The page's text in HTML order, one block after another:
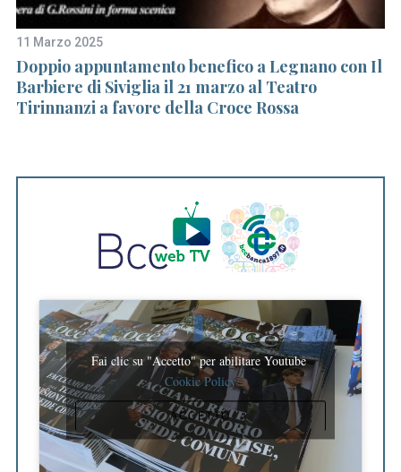
11 Marzo 2025
Doppio appuntamento benefico a Legnano con Il
Barbiere di Siviglia il 21 marzo al Teatro
Tirinnanzi a favore della Croce Rossa
Fai clic su "Accetto" per abilitare Youtube
Cookie Policy
ACCETTO
f
o
: